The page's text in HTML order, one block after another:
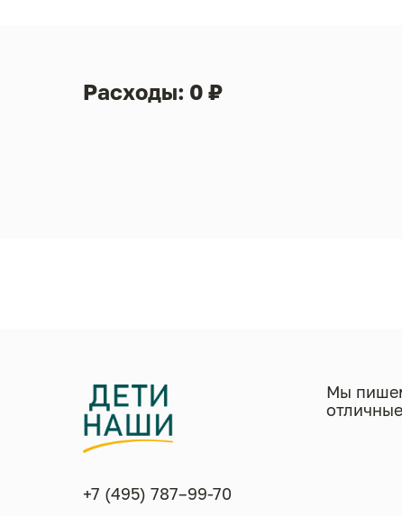
Расходы: 0 ₽
+7 (495) 787–99-70
Мы